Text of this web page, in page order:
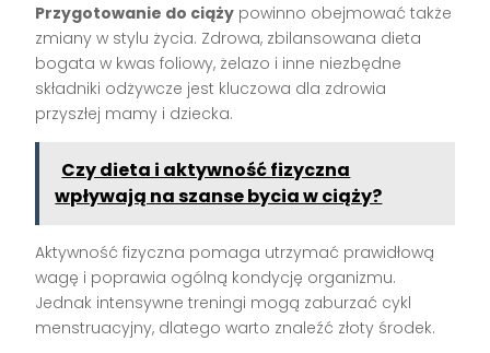
Przygotowanie do ciąży powinno obejmować także
zmiany w stylu życia. Zdrowa, zbilansowana dieta
bogata w kwas foliowy, żelazo i inne niezbędne
składniki odżywcze jest kluczowa dla zdrowia
przyszłej mamy i dziecka.
Czy dieta i aktywność fizyczna
wpływają na szanse bycia w ciąży?
Aktywność fizyczna pomaga utrzymać prawidłową
wagę i poprawia ogólną kondycję organizmu.
Jednak intensywne treningi mogą zaburzać cykl
menstruacyjny, dlatego warto znaleźć złoty środek.